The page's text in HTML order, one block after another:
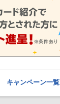
キャンペーン一覧